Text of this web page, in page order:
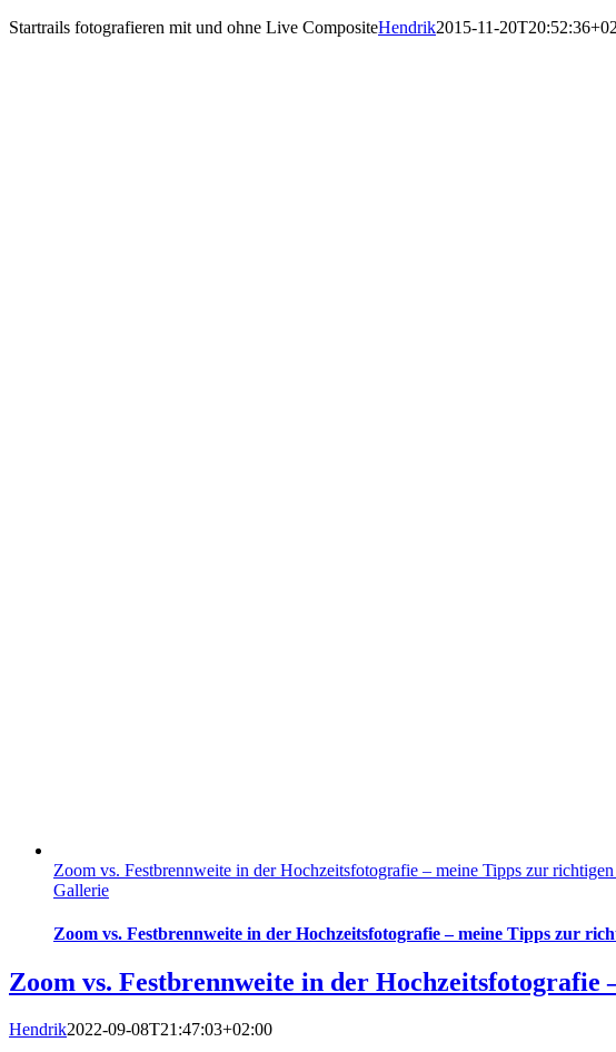
Startrails fotografieren mit und ohne Live CompositeHendrik2015-11-
Zoom vs. Festbrennweite in der Hochzeitsfotografie – meine Tipps zur
Gallerie
Zoom vs. Festbrennweite in der Hochzeitsfotografie – meine Tipps zur
Zoom vs. Festbrennweite in der
Hendrik2022-09-08T21:47:03+02:00